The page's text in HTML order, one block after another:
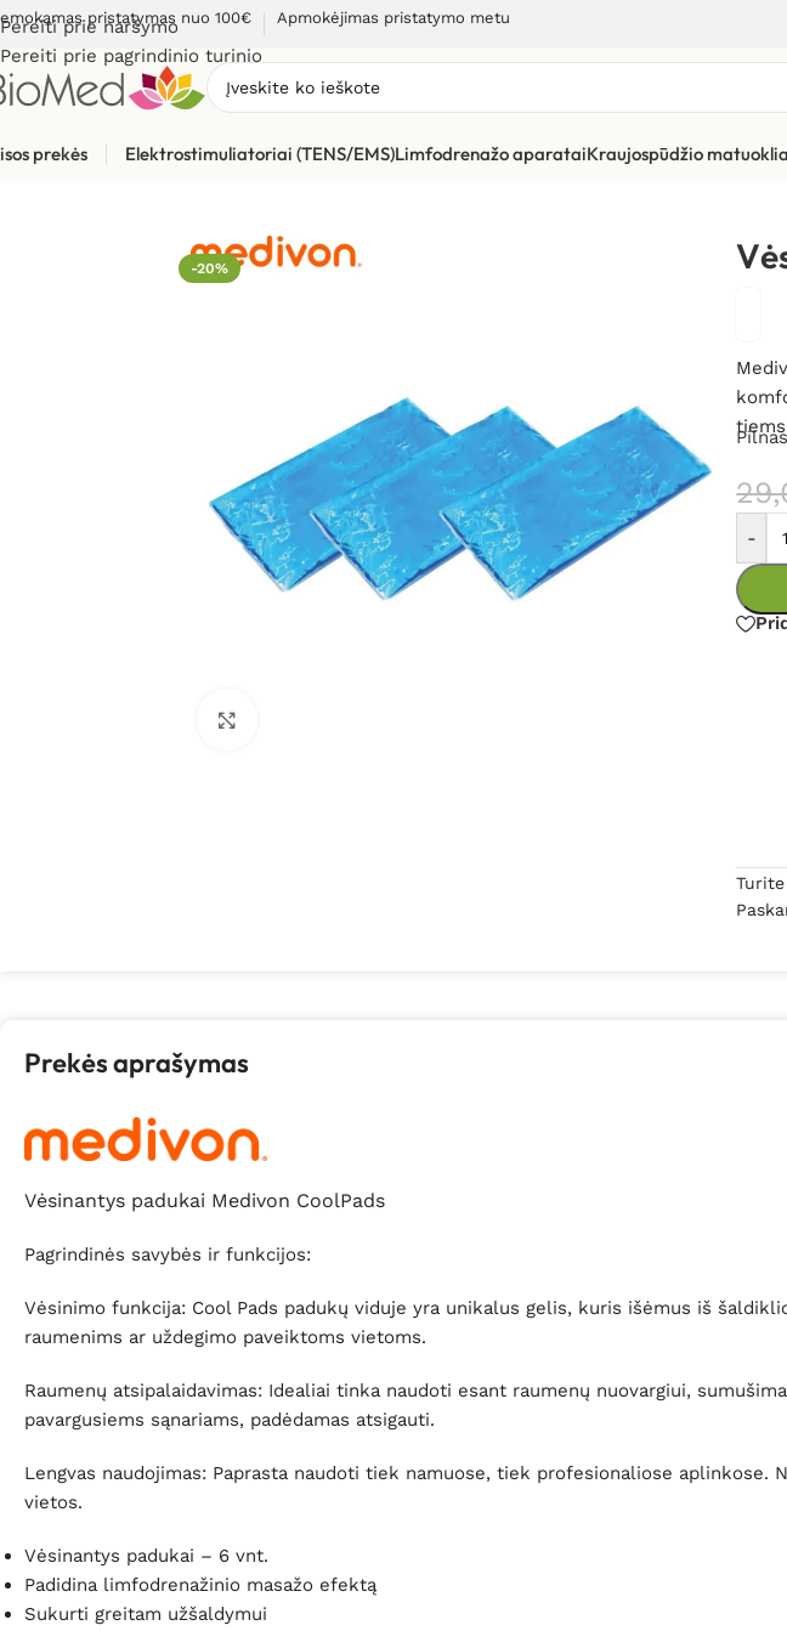
Pereiti prie naršymo
Pereiti prie pagrindinio turinio
pristatymas nuo 100€ Apmokėjimas pristatymo metu
prekės Elektrostimuliatoriai (TENS/EMS)Limfodrenažo aparataiKraujospūdžio
Sveikatos priežiūrai
-20%
-
Prekės aprašymas
Vėsinantys padukai Medivon CoolPads
Pagrindinės savybės ir funkcijos:
Vėsinimo funkcija: Cool Pads padukų viduje yra unikalus gelis, kuris išėmus iš
raumenims ar uždegimo paveiktoms vietoms.
Raumenų atsipalaidavimas: Idealiai tinka naudoti esant raumenų nuovargiui,
pavargusiems sąnariams, padėdamas atsigauti.
Lengvas naudojimas: Paprasta naudoti tiek namuose, tiek profesionaliose
vietos.
Vėsinantys padukai – 6 vnt.
Padidina limfodrenažinio masažo efektą
Sukurti greitam užšaldymui